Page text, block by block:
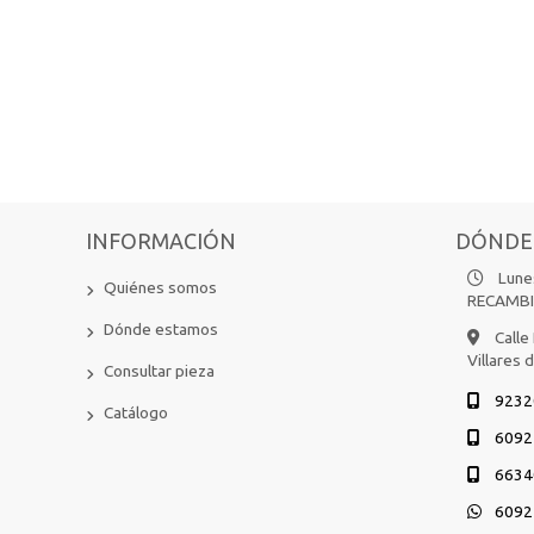
INFORMACIÓN
Quiénes somos
Dónde estamos
Consultar pieza
Catálogo
Calle
Villares